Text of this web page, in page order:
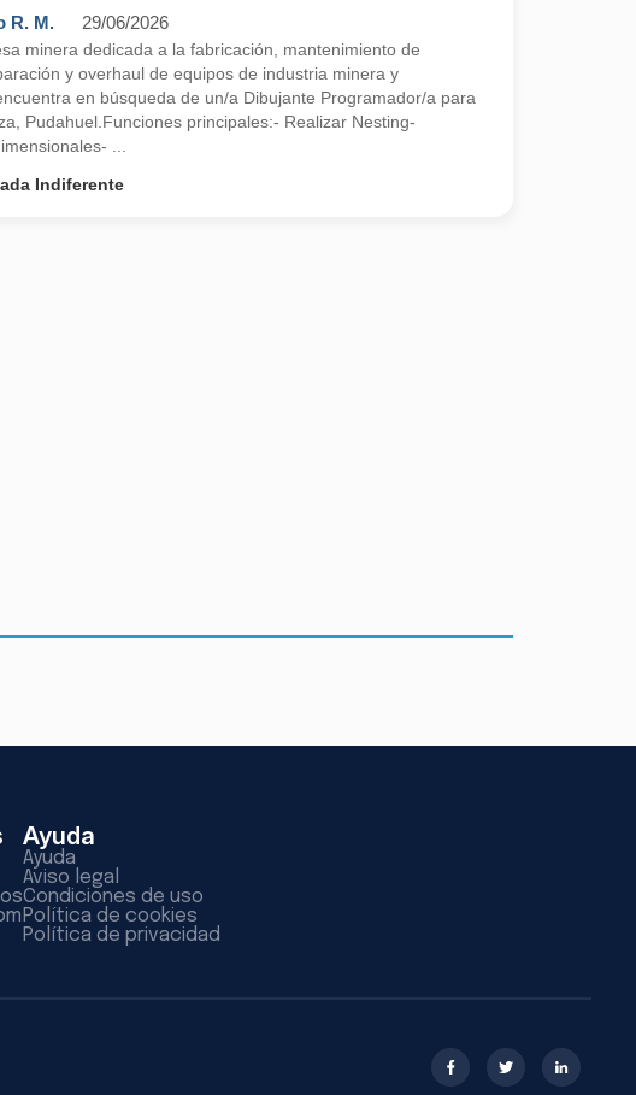
R. M. 29/06/2026
minera dedicada a la fabricación, mantenimiento de
y overhaul de equipos de industria minera y
en búsqueda de un/a Dibujante Programador/a para
Pudahuel.Funciones principales:- Realizar Nesting-
...
Indiferente
Ayuda
Ayuda
Aviso legal
Condiciones de uso
Política de cookies
Política de privacidad